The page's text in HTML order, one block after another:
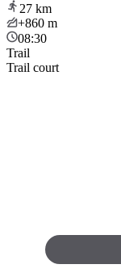
27 km
+860 m
08:30
Trail
Trail court